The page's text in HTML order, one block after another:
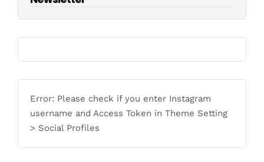
Error: Please check if you enter Instagram
username and Access Token in Theme Setting
> Social Profiles